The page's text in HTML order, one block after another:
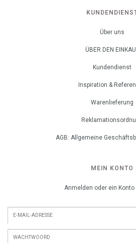
Über uns
ÜBER DEN
Kundendienst
Inspiration &
Warenlieferung
AGB: Allgemeine
MEIN KONTO
Anmelden oder ein